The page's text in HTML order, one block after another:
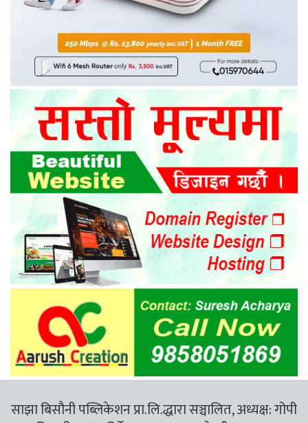
साझा बिसौनी पब्लिकेशन प्रा.लि.द्धारा सञ्चालित, अध्यक्ष: गोपी